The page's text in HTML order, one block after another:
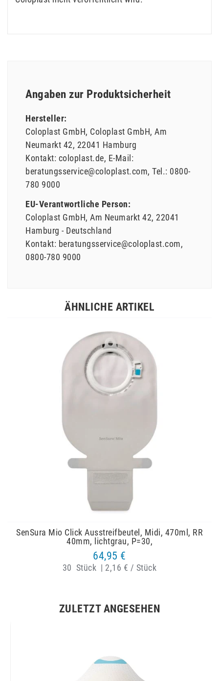
Angaben zur Produktsicherheit
Hersteller:
Coloplast GmbH Coloplast GmbH Am
Neumarkt 42 22041 Hamburg
Kontakt: coloplast.de E-Mail:
beratungsservice@coloplast.com Tel.: 0800-
780 9000
EU-Verantwortliche Person:
Coloplast GmbH Am Neumarkt 42 22041
Hamburg
Deutschland
Kontakt: beratungsservice@coloplast.com
0800-780 9000
ÄHNLICHE ARTIKEL
SenSura Mio Click Ausstreifbeutel, Midi, 470ml, RR
40mm, lichtgrau, P=30,
64,95 €
30 Stück | 2,16 € / Stück
ZULETZT ANGESEHEN